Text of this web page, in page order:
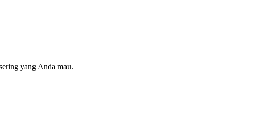
yang Anda mau.